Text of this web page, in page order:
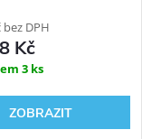
bez DPH
Kč
3 ks
ZOBRAZIT